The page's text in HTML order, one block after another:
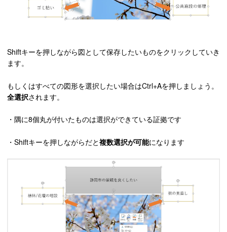
Shiftキーを押しながら図として保存したいものをクリックしていき
ます。
もしくはすべての図形を選択したい場合はCtrl+Aを押しましょう。
全選択されます。
・隅に8個丸が付いたものは選択ができている証拠です
・Shiftキーを押しながらだと複数選択が可能になります